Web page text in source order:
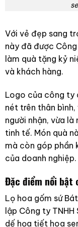
Với vẻ đẹp sang
này đã được Công
làm quà tặng kỷ
và khách hàng.
Logo của công ty
nét trên thân
người nhận, vừa
tinh tế. Món quà
mà còn góp phần
của doanh nghiệp.
Đặc điểm nổi bật
Lọ hoa gốm sứ
lập Công ty
dế họa tiết hoa